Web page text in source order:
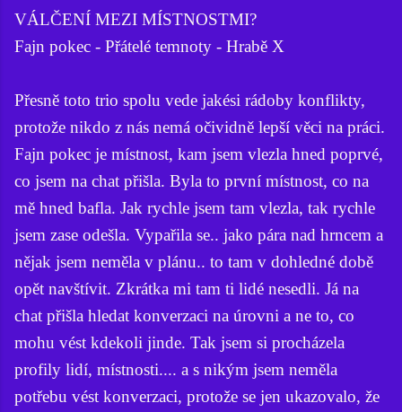
VÁLČENÍ MEZI MÍSTNOSTMI?
Fajn pokec - Přátelé temnoty - Hrabě X
Přesně toto trio spolu vede jakési rádoby konflikty,
protože nikdo z nás nemá očividně lepší věci na práci.
Fajn pokec je místnost, kam jsem vlezla hned poprvé,
co jsem na chat přišla. Byla to první místnost, co na
mě hned bafla. Jak rychle jsem tam vlezla, tak rychle
jsem zase odešla. Vypařila se.. jako pára nad hrncem a
nějak jsem neměla v plánu.. to tam v dohledné době
opět navštívit. Zkrátka mi tam ti lidé nesedli. Já na
chat přišla hledat konverzaci na úrovni a ne to, co
mohu vést kdekoli jinde. Tak jsem si procházela
profily lidí, místnosti.... a s nikým jsem neměla
potřebu vést konverzaci, protože se jen ukazovalo, že